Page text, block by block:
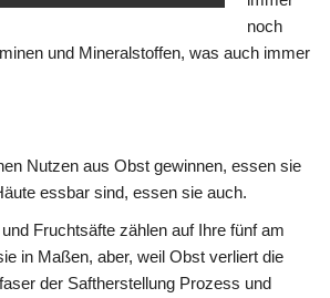
noch
und Mineralstoffen, was auch immer
Nutzen aus Obst gewinnen, essen sie
essbar sind, essen sie auch.
Fruchtsäfte zählen auf Ihre fünf am
in Maßen, aber, weil Obst verliert die
der Saftherstellung Prozess und